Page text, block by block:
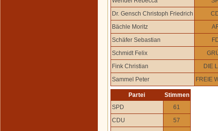
Dr. Gensch Christoph Friedrich
Bächle Moritz
Schäfer Sebastian
Schmidt Felix
Fink Christian
DIE
Sammel Peter
FREIE
Partei
Stimmen
SPD
61
CDU
57